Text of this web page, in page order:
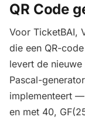
QR Code
Voor TicketBAI,
die een QR-
levert de nieuwe
Pascal-
implementeert
en met 40,